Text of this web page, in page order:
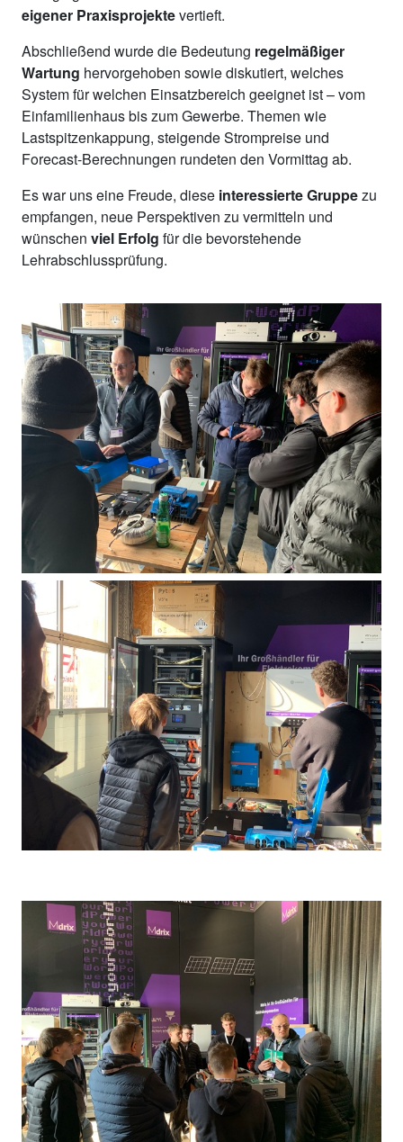
eigener Praxisprojektevertieft.
Abschließend wurde die Bedeutung regelmäßiger
Wartung hervorgehoben sowie diskutiert, welches
System für welchen Einsatzbereich geeignet ist – vom
Einfamilienhaus bis zum Gewerbe. Themen wie
Lastspitzenkappung, steigende Strompreise und
Forecast-Berechnungen rundeten den Vormittag ab.
Es war uns eine Freude, diese interessierte Gruppezu
empfangen, neue Perspektiven zu vermitteln und
wünschen viel Erfolg für die bevorstehende
Lehrabschlussprüfung.